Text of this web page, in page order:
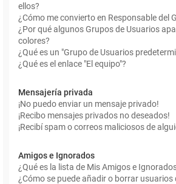
ellos?
¿Cómo me convierto en Responsable del
¿Por qué algunos Grupos de Usuarios
colores?
¿Qué es un "Grupo de Usuarios
¿Qué es el enlace "El equipo"?
Mensajería privada
¡No puedo enviar un mensaje privado!
¡Recibo mensajes privados no deseados!
¡Recibí spam o correos maliciosos de
Amigos e Ignorados
¿Qué es la lista de Mis Amigos e
¿Cómo se puede añadir o borrar usuarios